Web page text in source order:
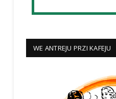
WE ANTREJU PRZI KAFEJU